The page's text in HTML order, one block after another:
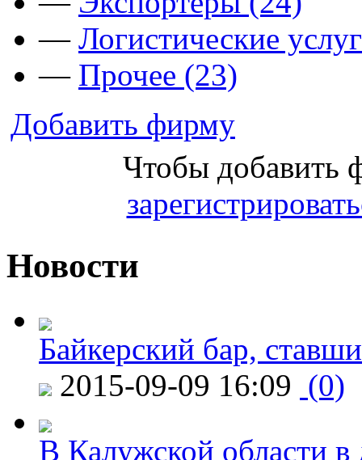
— Логистические
— Прочее (23)
Добавить фирму
Чтобы добавить
Новости
Байкерский бар,
2015-09-09 16:09 (0)
В Калужской области в